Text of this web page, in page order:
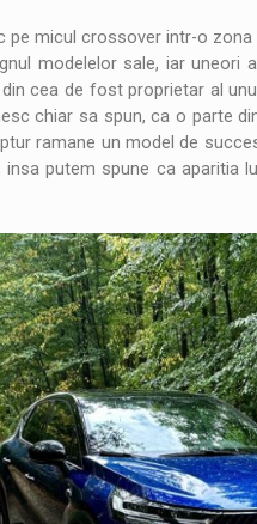
pe micul crossover intr-o
modelelor sale, iar uneori
cea de fost proprietar al
chiar sa spun, ca o parte
ramane un model de
putem spune ca aparitia